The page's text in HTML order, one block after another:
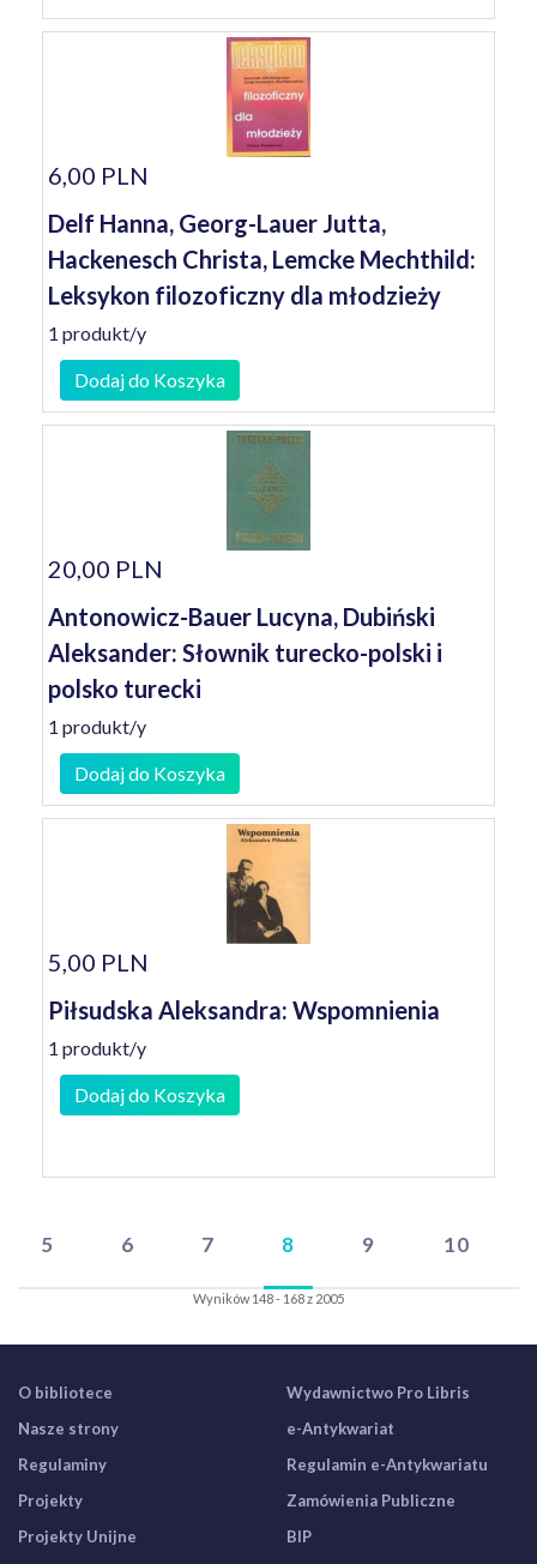
6,00 PLN
Delf Hanna, Georg-Lauer Jutta,
Hackenesch Christa, Lemcke Mechthild:
Leksykon filozoficzny dla młodzieży
1 produkt/y
Dodaj do Koszyka
20,00 PLN
Antonowicz-Bauer Lucyna, Dubiński
Aleksander: Słownik turecko-polski i
polsko turecki
1 produkt/y
Dodaj do Koszyka
5,00 PLN
Piłsudska Aleksandra: Wspomnienia
1 produkt/y
Dodaj do Koszyka
5 6 7 8 9 10
Wyników 148 - 168 z 2005
O bibliotece
Nasze strony
Regulaminy
Projekty
Projekty Unijne
Wydawnictwo Pro Libris
e-Antykwariat
Regulamin e-Antykwariatu
Zamówienia Publiczne
BIP